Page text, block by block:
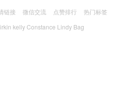
链接 微信交流 点赞排行
热门标签
kelly Constance Lindy Bag